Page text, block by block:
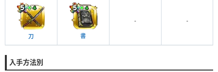
刀 書
- -
入手方法別